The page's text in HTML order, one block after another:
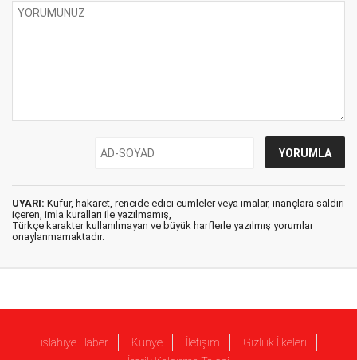
UYARI: Küfür, hakaret, rencide edici cümleler veya imalar, inançlara saldırı
içeren, imla kuralları ile yazılmamış,
Türkçe karakter kullanılmayan ve büyük harflerle yazılmış yorumlar
onaylanmamaktadır.
islahiye Haber Künye İletişim
Gizlilik İlkeleri